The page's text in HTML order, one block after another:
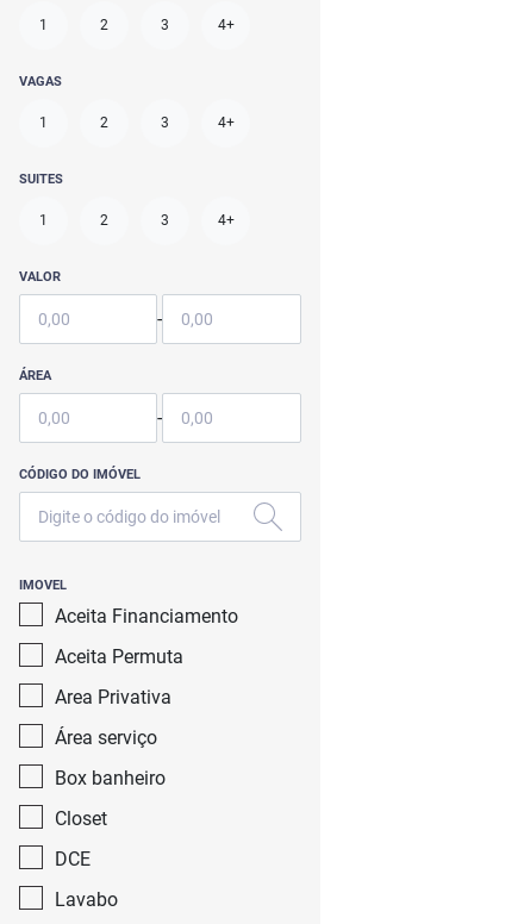
1 2 3 4+
VAGAS
1 2 3 4+
SUITES
1 2 3 4+
VALOR
-
ÁREA
-
CÓDIGO DO IMÓVEL
IMOVEL
Aceita Financiamento
Aceita Permuta
Area Privativa
Área serviço
Box banheiro
Closet
DCE
Lavabo